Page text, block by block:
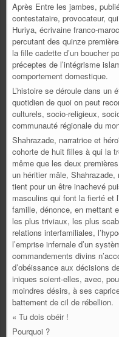
Après Entre les jambes,
contestataire, provocateur,
Huriya, écrivaine franco-
percutant des quinze
la fille cadette d’un boucher
préceptes de l’intégrisme
comportement domestique.
L’histoire se déroule dans
quotidien de quoi on peut
culturels, socio-religieux,
communauté régionale du
Shahrazade, narratrice et
cohorte de huit filles à qui la
même que les deux
un héritier mâle,
tient pour un être inachevé
masculins qui font la fierté et
famille, dénonce, en mettant
les plus triviaux, les plus
relations interfamiliales,
l’emprise infernale d’un
commandements divins
d’obéissance aux décisions
iniques soient-elles, avec,
moindres désirs, à ses
battement de cil de rébellion.
« Tu dois obéir !
Pourquoi ?